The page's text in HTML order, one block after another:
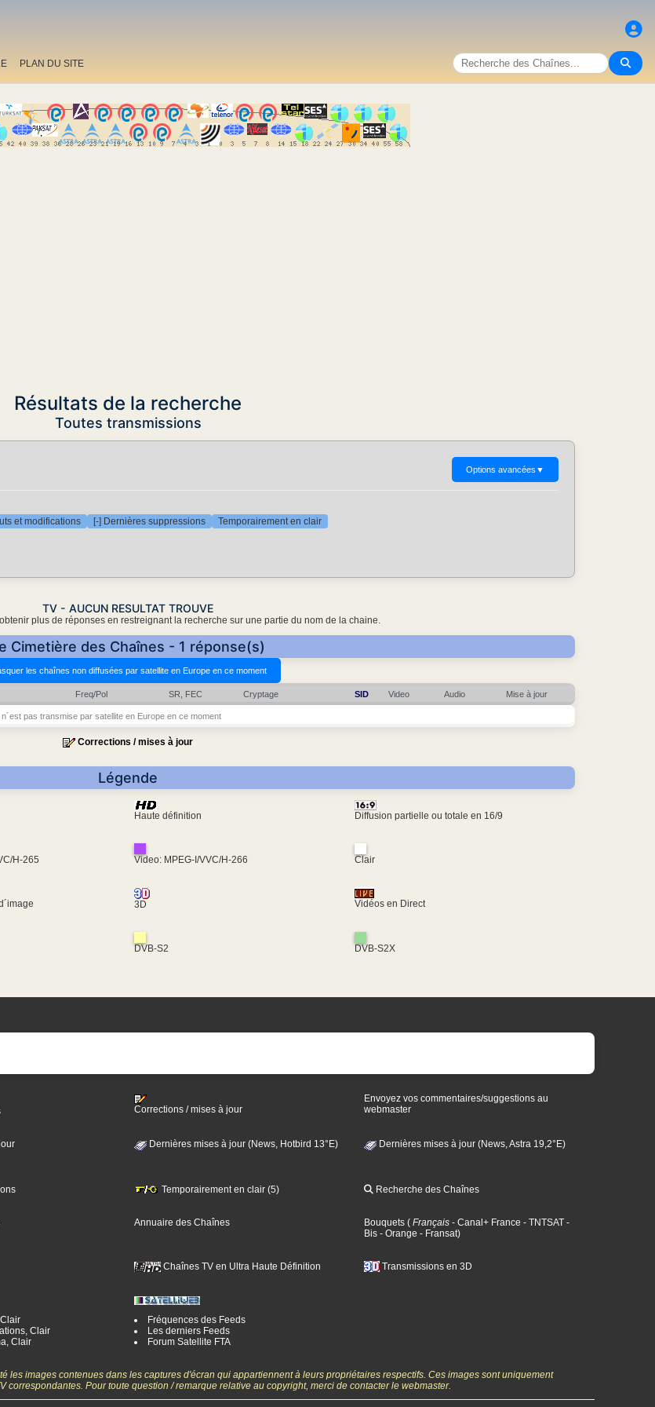
PLAN DU SITE
Résultats de la recherche
Toutes transmissions
Options avancées ▼
et modifications [-] Dernières suppressions Temporairement en clair
TV - AUCUN RESULTAT TROUVE
plus de réponses en restreignant la recherche sur une partie du nom de la chaine.
Cimetière des Chaînes - 1 réponse(s)
Freq/Pol SR, FEC Cryptage SID Video Audio Mise à jour
pas transmise par satellite en Europe en ce moment
Corrections / mises à jour
Légende
Haute définition Diffusion partielle ou totale en 16/9
H-265 Video: MPEG-I/VVC/H-266 Clair
3D Vidéos en Direct
DVB-S2 DVB-S2X
Corrections / mises à jour
Envoyez vos commentaires/suggestions au
webmaster
Dernières mises à jour (News, Hotbird 13°E) Dernières mises à jour (News, Astra 19,2°E)
Temporairement en clair (5) Recherche des Chaînes
Annuaire des Chaînes Bouquets ( Français - Canal+ France - TNTSAT -
Bis - Orange - Fransat)
Chaînes TV en Ultra Haute Définition Transmissions en 3D
Clair
Clair
Fréquences des Feeds
Les derniers Feeds
Forum Satellite FTA
les images contenues dans les captures d'écran qui appartiennent à leurs propriétaires respectifs. Ces images sont uniquement
Pour toute question / remarque relative au copyright, merci de contacter le webmaster.